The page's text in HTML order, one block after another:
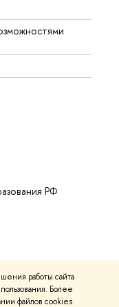
работы сайта
Более
файлов cookies
РФ